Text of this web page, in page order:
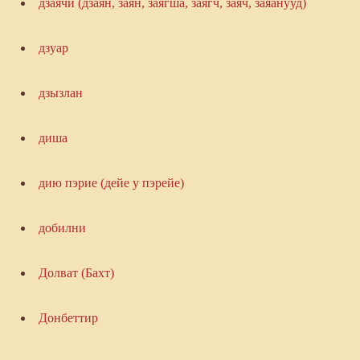
дзаячи (дзаян, заян, заягша, заягч, заяч, заяанууд)
дзуар
дзызлан
диша
дию пэрие (дейе у пэрейе)
добилни
Долват (Бахт)
Донбеттир